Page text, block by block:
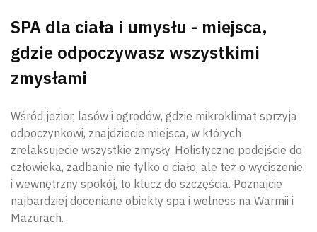
SPA dla ciała i umysłu - miejsca,
gdzie odpoczywasz wszystkimi
zmysłami
Wśród jezior, lasów i ogrodów, gdzie mikroklimat sprzyja
odpoczynkowi, znajdziecie miejsca, w których
zrelaksujecie wszystkie zmysły. Holistyczne podejście do
człowieka, zadbanie nie tylko o ciało, ale też o wyciszenie
i wewnętrzny spokój, to klucz do szczęścia. Poznajcie
najbardziej doceniane obiekty spa i welness na Warmii i
Mazurach.